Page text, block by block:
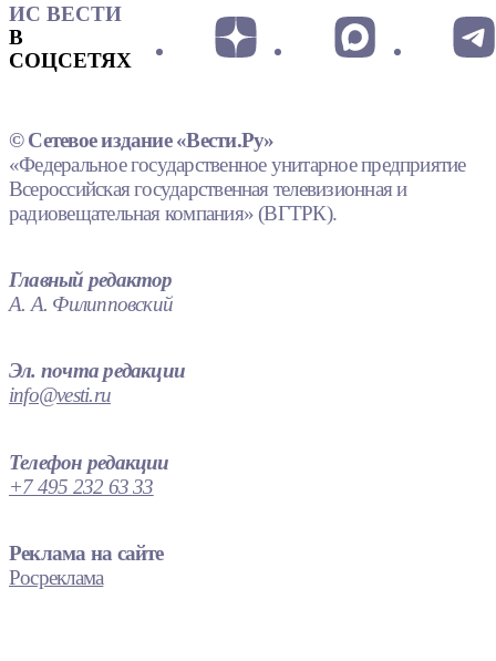
ИС ВЕСТИ
В
СОЦСЕТЯХ
© Сетевое издание «Вести.Ру»
«Федеральное государственное унитарное предприятие
Всероссийская государственная телевизионная и
радиовещательная компания» (ВГТРК).
Главный редактор
А. А. Филипповский
Эл. почта редакции
info@vesti.ru
Телефон редакции
+7 495 232 63 33
Реклама на сайте
Росреклама